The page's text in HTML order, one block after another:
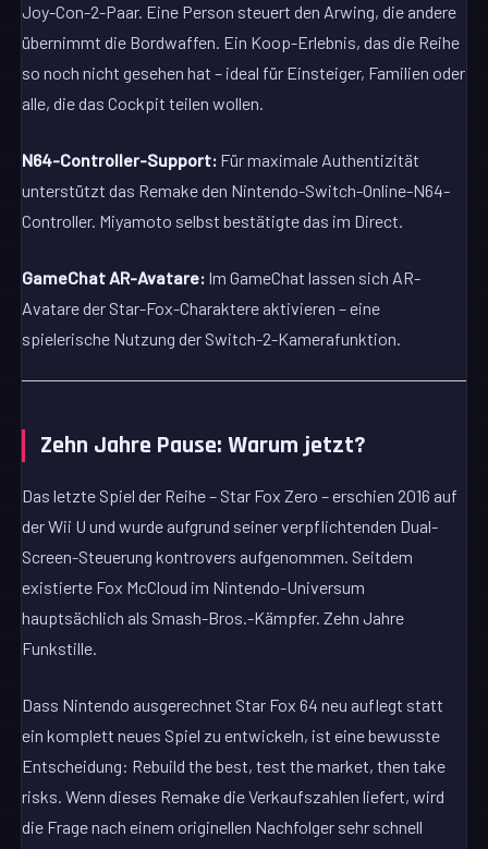
Joy-Con-2-Paar. Eine Person steuert den Arwing, die andere
übernimmt die Bordwaffen. Ein Koop-Erlebnis, das die Reihe
so noch nicht gesehen hat – ideal für Einsteiger, Familien oder
alle, die das Cockpit teilen wollen.
N64-Controller-Support: Für maximale Authentizität
unterstützt das Remake den Nintendo-Switch-Online-N64-
Controller. Miyamoto selbst bestätigte das im Direct.
GameChat AR-Avatare: Im GameChat lassen sich AR-
Avatare der Star-Fox-Charaktere aktivieren – eine
spielerische Nutzung der Switch-2-Kamerafunktion.
Zehn Jahre Pause: Warum jetzt?
Das letzte Spiel der Reihe – Star Fox Zero – erschien 2016 auf
der Wii U und wurde aufgrund seiner verpflichtenden Dual-
Screen-Steuerung kontrovers aufgenommen. Seitdem
existierte Fox McCloud im Nintendo-Universum
hauptsächlich als Smash-Bros.-Kämpfer. Zehn Jahre
Funkstille.
Dass Nintendo ausgerechnet Star Fox 64 neu auflegt statt
ein komplett neues Spiel zu entwickeln, ist eine bewusste
Entscheidung: Rebuild the best, test the market, then take
risks. Wenn dieses Remake die Verkaufszahlen liefert, wird
die Frage nach einem originellen Nachfolger sehr schnell